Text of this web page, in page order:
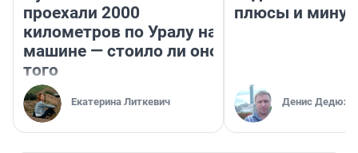
проехали 2000
километров по Уралу на
машине — стоило ли оно
того
Екатерина Литкевич
плюсы и
Денис